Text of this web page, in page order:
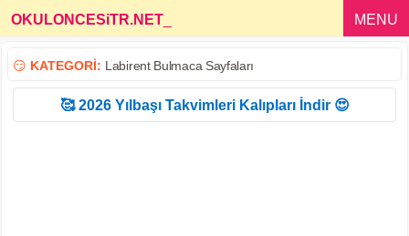
OKULONCESiTR.NET MENU
😏 KATEGORİ: Labirent Bulmaca Sayfaları
🥰 2026 Yılbaşı Takvimleri Kalıpları İndir 😍